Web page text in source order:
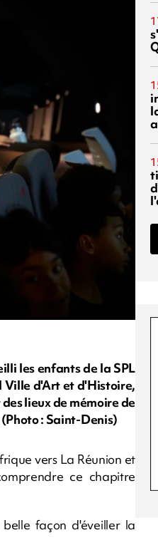
les enfants de la SPL
Ville d'Art et d'Histoire,
lieux de mémoire de
: Saint-Denis)
vers La Réunion et
ce chapitre
façon d'éveiller la